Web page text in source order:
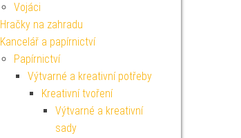
Vojáci
Hračky na zahradu
Kancelář a papírnictví
Papírnictví
Výtvarné a kreativní potřeby
Kreativní tvoření
Výtvarné a kreativní
sady